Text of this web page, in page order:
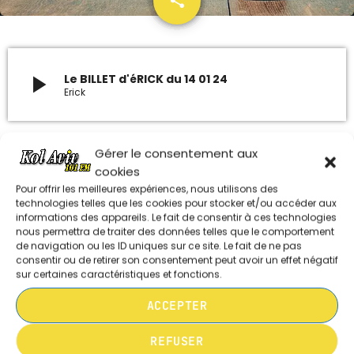
Gérer le consentement aux
cookies
Pour offrir les meilleures expériences, nous utilisons des
technologies telles que les cookies pour stocker et/ou accéder aux
informations des appareils. Le fait de consentir à ces technologies
nous permettra de traiter des données telles que le comportement
de navigation ou les ID uniques sur ce site. Le fait de ne pas
consentir ou de retirer son consentement peut avoir un effet négatif
sur certaines caractéristiques et fonctions.
ACCEPTER
REFUSER
ARCHIVES
janvier 2024
octobre 2023
septembre 2023
juillet 2023
juin 2023
UPCOMING SHOWS
REDIFFUSION DU DIMANCHE SHAVOUA
TOV / ISRAËL LE MAG / DANS L’OEIL DE
L’ACTU
35
play_arrow Le BILLET d'éRICK du 14 01 24
Erick
LE BILLET D’ÉRICK 210626
LE BILLET D’ÉRICK 240526